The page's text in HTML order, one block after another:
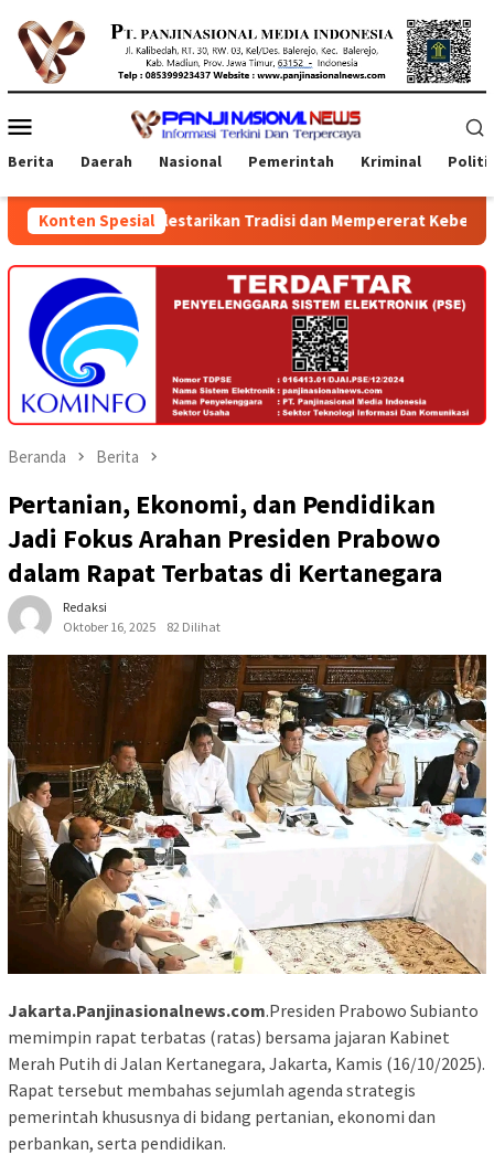
konten
Mobile
Berita Daerah Nasional Pemerintah Kriminal
Konten SpesialTradisi dan Mempererat Kebersamaan Warga
Beranda Berita
Pertanian, Ekonomi, dan Pendidikan
Jadi Fokus Arahan Presiden Prabowo
dalam Rapat Terbatas di Kertanegara
Redaksi
Oktober 16, 2025
82 Dilihat
Jakarta.Panjinasionalnews.com.Presiden Prabowo Subianto
memimpin rapat terbatas (ratas) bersama jajaran Kabinet
Merah Putih di Jalan Kertanegara, Jakarta, Kamis (16/10/2025).
Rapat tersebut membahas sejumlah agenda strategis
pemerintah khususnya di bidang pertanian, ekonomi dan
perbankan, serta pendidikan.